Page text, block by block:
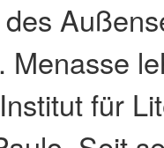
Menasse
für